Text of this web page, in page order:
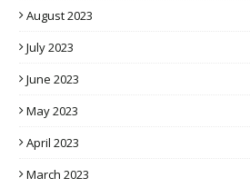
August 2023
July 2023
June 2023
May 2023
April 2023
March 2023